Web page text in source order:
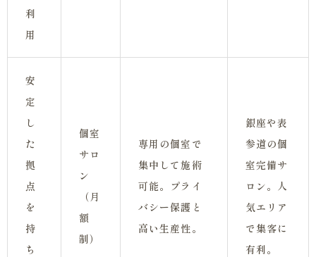
利
用
安
定
し
た
拠
点
を
持
ち
個室
サロ
ン
（月
額
制）
専用の個室で
集中して施術
可能。プライ
バシー保護と
高い生産性。
銀座や表
参道の個
室完備サ
ロン。人
気エリア
で集客に
有利。